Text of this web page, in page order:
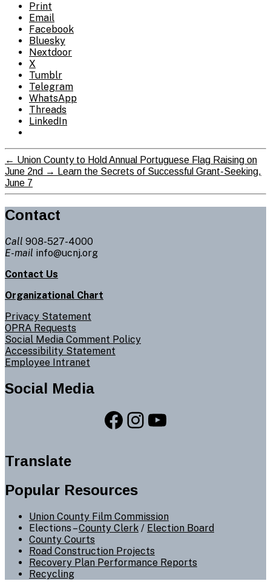
Print
Email
Facebook
Bluesky
Nextdoor
X
Tumblr
Telegram
WhatsApp
Threads
LinkedIn
← Union County to Hold Annual Portuguese Flag Raising on
June 2nd →
Learn the Secrets of Successful Grant-Seeking,
June 7
Contact
Call 908-527-4000
E-mail info@ucnj.org
Contact Us
Organizational Chart
Privacy Statement
OPRA Requests
Social Media Comment Policy
Accessibility Statement
Employee Intranet
Social Media
Facebook
Instagram
YouTube
Translate
Popular Resources
Union County Film Commission
Elections –County Clerk / Election Board
County Courts
Road Construction Projects
Recovery Plan Performance Reports
Recycling